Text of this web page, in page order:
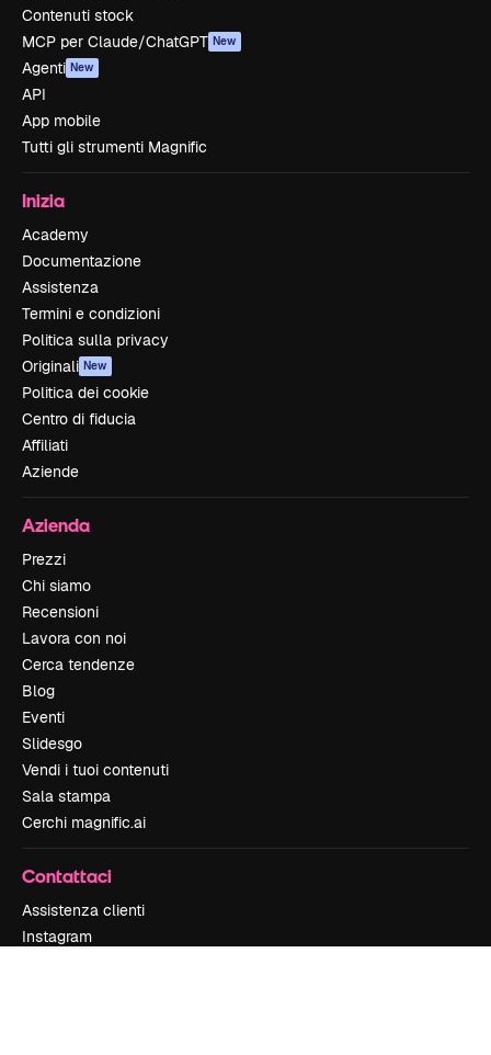
Contenuti stock
MCP per Claude/ChatGPT New
Agenti New
API
App mobile
Tutti gli strumenti Magnific
Inizia
Academy
Documentazione
Assistenza
Termini e condizioni
Politica sulla privacy
Originali New
Politica dei cookie
Centro di fiducia
Affiliati
Aziende
Azienda
Prezzi
Chi siamo
Recensioni
Lavora con noi
Cerca tendenze
Blog
Eventi
Slidesgo
Vendi i tuoi contenuti
Sala stampa
Cerchi magnific.ai
Contattaci
Assistenza clienti
Instagram